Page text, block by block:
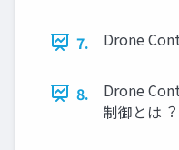
7. Drone
8.
Drone
制御とは